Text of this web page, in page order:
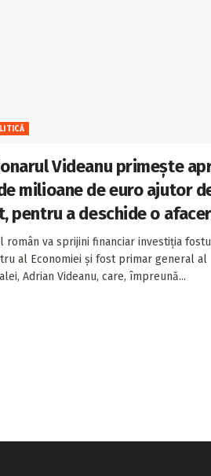
Videanu primește
milioane de euro ajutor
pentru a deschide o
român va sprijini financiar investiția
al Economiei și fost primar general al
Adrian Videanu, care, împreună...